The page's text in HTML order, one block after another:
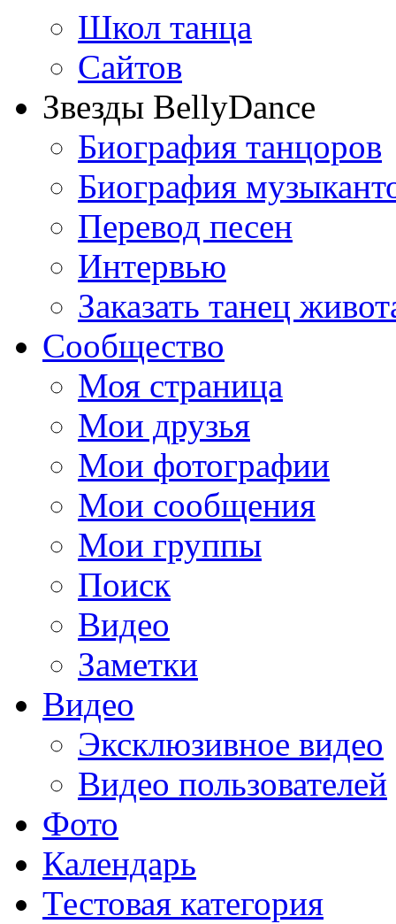
Школ танца
Сайтов
Звезды BellyDance
Биография танцоров
Биография
Перевод песен
Интервью
Заказать танец
Сообщество
Моя страница
Мои друзья
Мои фотографии
Мои сообщения
Мои группы
Поиск
Видео
Заметки
Видео
Эксклюзивное видео
Видео пользователей
Фото
Календарь
Тестовая категория